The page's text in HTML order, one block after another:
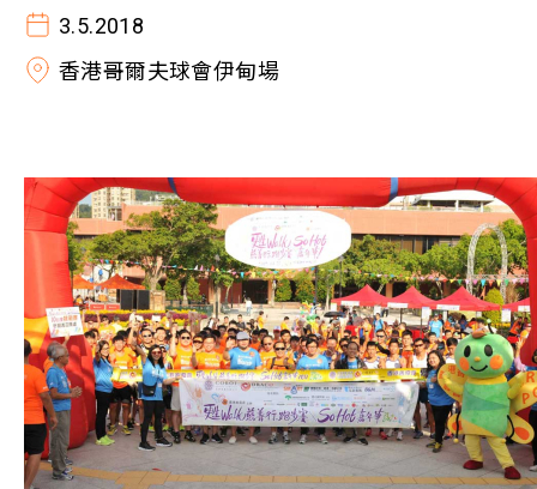
3.5.2018
香港哥爾夫球會伊甸場